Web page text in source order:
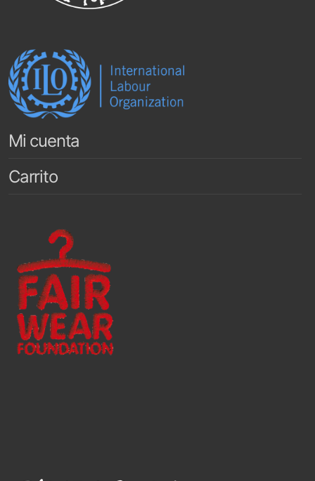
Mi cuenta
Carrito